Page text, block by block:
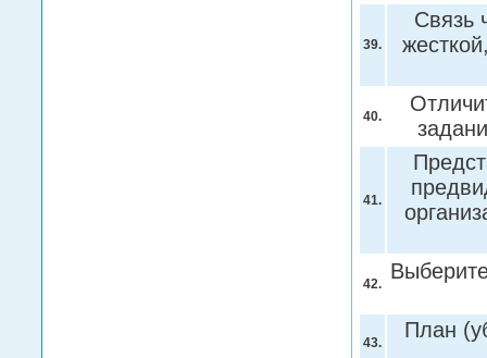
39.
Связь
40.
41.
42.
43.
План